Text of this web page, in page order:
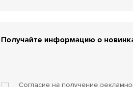
Получайте информацию о
Согласие на получение